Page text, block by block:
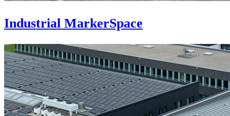
Industrial MarkerSpace